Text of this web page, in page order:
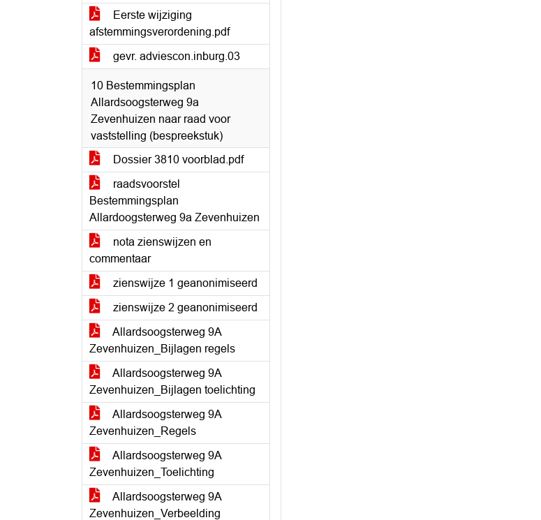
Eerste wijziging
afstemmingsverordening.pdf
gevr. adviescon.inburg.03
10 Bestemmingsplan
Allardsoogsterweg 9a
Zevenhuizen naar raad voor
vaststelling (bespreekstuk)
Dossier 3810 voorblad.pdf
raadsvoorstel
Bestemmingsplan
Allardoogsterweg 9a Zevenhuizen
nota zienswijzen en
commentaar
zienswijze 1 geanonimiseerd
zienswijze 2 geanonimiseerd
Allardsoogsterweg 9A
Zevenhuizen_Bijlagen regels
Allardsoogsterweg 9A
Zevenhuizen_Bijlagen toelichting
Allardsoogsterweg 9A
Zevenhuizen_Regels
Allardsoogsterweg 9A
Zevenhuizen_Toelichting
Allardsoogsterweg 9A
Zevenhuizen_Verbeelding